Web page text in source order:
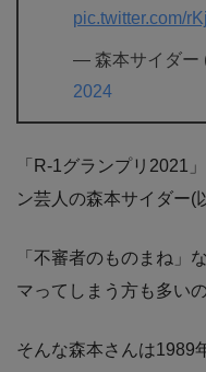
pic.twitter.com/
— 森本サイダー
2024
「R-1グランプリ2021
ン芸人の森本サイダー(
「不審者のものまね」
マってしまう方も多い
そんな森本さんは1989